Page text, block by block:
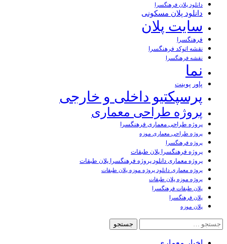
دانلود پلان فرهنگسرا
دانلود پلان مسکونی
سایت پلان
فرهنگسرا
نقشه اتوکد فرهنگسرا
نقشه فرهنگسرا
نما
پاور پوینت
پرسپکتیو داخلی و خارجی
پروژه طراحی معماری
پروژه طراحی معماری فرهنگسرا
پروژه طراحی معماری موزه
پروژه فرهنگسرا
پروژه فرهنگسرا پلان طبقات
پروژه معماری دانلود پروژه فرهنگسرا پلان طبقات
پروژه معماری دانلود پروژه موزه پلان طبقات
پروژه موزه پلان طبقات
پلان طبقات فرهنگسرا
پلان فرهنگسرا
پلان موزه
جستجو
برای: